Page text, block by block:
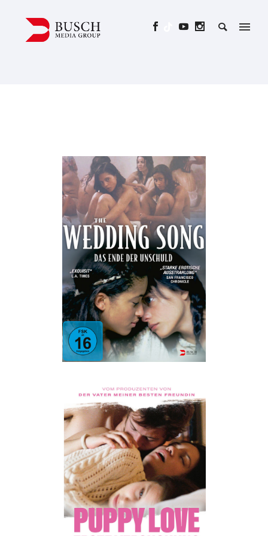
THE WEDDING SONG – DAS
ENDE DER UNSCHULD
Drama·Romantik
PUPPYLOVE – ERSTE
VERSUCHUNG
Drama·Erotik